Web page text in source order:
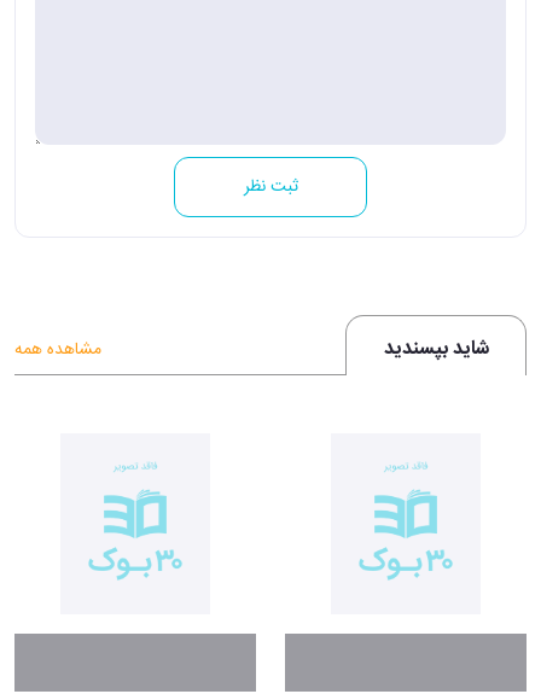
ثبت نظر
شاید بپسندید مشاهده همه